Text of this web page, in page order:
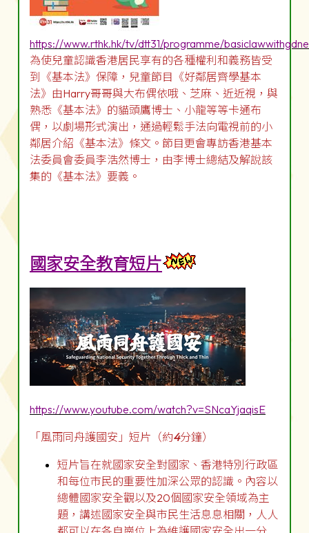
https://www.rthk.hk/tv/dtt31/programme/
為使兒童認識香港居民享有的各種權利和義務皆受
到《基本法》保障，兒童節目《好鄰居齊學基本
法》由Harry哥哥與大布偶依哦、芝麻、近近視，與
熟悉《基本法》的貓頭鷹博士、小龍等等卡通布
偶，以劇場形式演出，通過輕鬆手法向電視前的小
鄰居介紹《基本法》條文。節目更會專訪香港基本
法委員會委員李浩然博士，由李博士總結及解說該
集的《基本法》要義。
國家安全教育短片
https://www.youtube.com/watch?v=SNcaYjaqisE
「風雨同舟護國安」短片（約4分鐘）
短片旨在就國家安全對國家、香港特別行政區
和每位市民的重要性加深公眾的認識。內容以
總體國家安全觀以及20個國家安全領域為主
題，講述國家安全與市民生活息息相關，人人